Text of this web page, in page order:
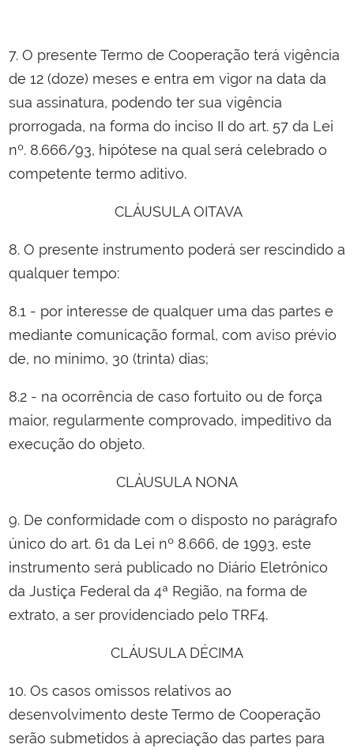
7. O presente Termo de Cooperação terá vigência
de 12 (doze) meses e entra em vigor na data da
sua assinatura, podendo ter sua vigência
prorrogada, na forma do inciso II do art. 57 da Lei
nº. 8.666/93, hipótese na qual será celebrado o
competente termo aditivo.
CLÁUSULA OITAVA
8. O presente instrumento poderá ser rescindido a
qualquer tempo:
8.1 - por interesse de qualquer uma das partes e
mediante comunicação formal, com aviso prévio
de, no mínimo, 30 (trinta) dias;
8.2 - na ocorrência de caso fortuito ou de força
maior, regularmente comprovado, impeditivo da
execução do objeto.
CLÁUSULA NONA
9. De conformidade com o disposto no parágrafo
único do art. 61 da Lei nº 8.666, de 1993, este
instrumento será publicado no Diário Eletrônico
da Justiça Federal da 4ª Região, na forma de
extrato, a ser providenciado pelo TRF4.
CLÁUSULA DÉCIMA
10. Os casos omissos relativos ao
desenvolvimento deste Termo de Cooperação
serão submetidos à apreciação das partes para